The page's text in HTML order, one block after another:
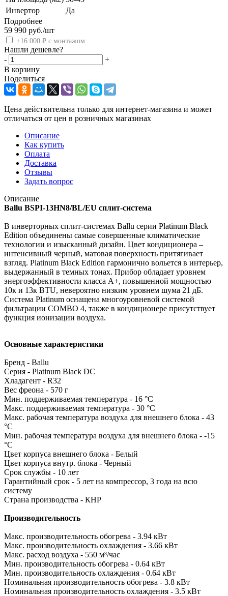
Инвертор
Да
Подробнее
59 990 руб./шт
+16 000 ₽ с монтажом
Нашли дешевле?
-
+
В корзину
Поделиться
Цена действительна только для интернет-магазина и может
отличаться от цен в розничных магазинах
Описание
Как купить
Оплата
Доставка
Отзывы
Задать вопрос
Описание
Ballu BSPI-13HN8/BL/EU сплит-система
В инверторных сплит-системах Ballu серии Platinum Black
Edition объединены самые совершенные климатические
технологии и изысканный дизайн. Цвет кондиционера –
интенсивный черный, матовая поверхность притягивает
взгляд. Platinum Black Edition гармонично вольется в интерьер,
выдержанный в темных тонах. Прибор обладает уровнем
энергоэффективности класса A+, повышенной мощностью
10к и 13к BTU, невероятно низким уровнем шума 21 дБ.
Система Platinum оснащена многоуровневой системой
фильтрации COMBO 4, также в кондиционере присутствует
функция ионизации воздуха.
Основные характеристики
Бренд - Ballu
Серия - Platinum Black DC
Хладагент - R32
Вес фреона - 570 г
Мин. поддерживаемая температура - 16 °С
Макс. поддерживаемая температура - 30 °С
Макс. рабочая температура воздуха для внешнего блока - 43
°С
Мин. рабочая температура воздуха для внешнего блока - -15
°С
Цвет корпуса внешнего блока - Белый
Цвет корпуса внутр. блока - Черный
Срок службы - 10 лет
Гарантийный срок - 5 лет на компрессор, 3 года на всю
систему
Страна производства - КНР
Производительность
Макс. производительность обогрева - 3.94 кВт
Макс. производительность охлаждения - 3.66 кВт
Макс. расход воздуха - 550 м³/час
Мин. производительность обогрева - 0.64 кВт
Мин. производительность охлаждения - 0.64 кВт
Номинальная производительность обогрева - 3.8 кВт
Номинальная производительность охлаждения - 3.5 кВт